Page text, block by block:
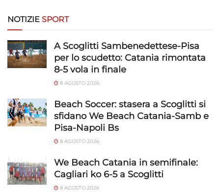
Funzionalità
Abbinare e combinare dati provenienti da altre
fonti di dati, Collegare diversi dispositivi,
Identificare i dispositivi in base alle informazioni
Utilizzare dati di geolocalizzazione precisi,
Riconoscere i dispositivi in base a informazioni
richieste attivamente.
rilevare frodi, correggere errori, Erogare
e presentare pubblicità e contenuto,
Salvare e comunicare le scelte sulla
NOTIZIE SPORT
A Scoglitti Sambenedettese-Pisa
per lo scudetto: Catania rimontata
8-5 vola in finale
8 AGOSTO 2026
Beach Soccer: stasera a Scoglitti si
sfidano We Beach Catania-Samb e
Pisa-Napoli Bs
8 AGOSTO 2026
We Beach Catania in semifinale:
Cagliari ko 6-5 a Scoglitti
8 AGOSTO 2026